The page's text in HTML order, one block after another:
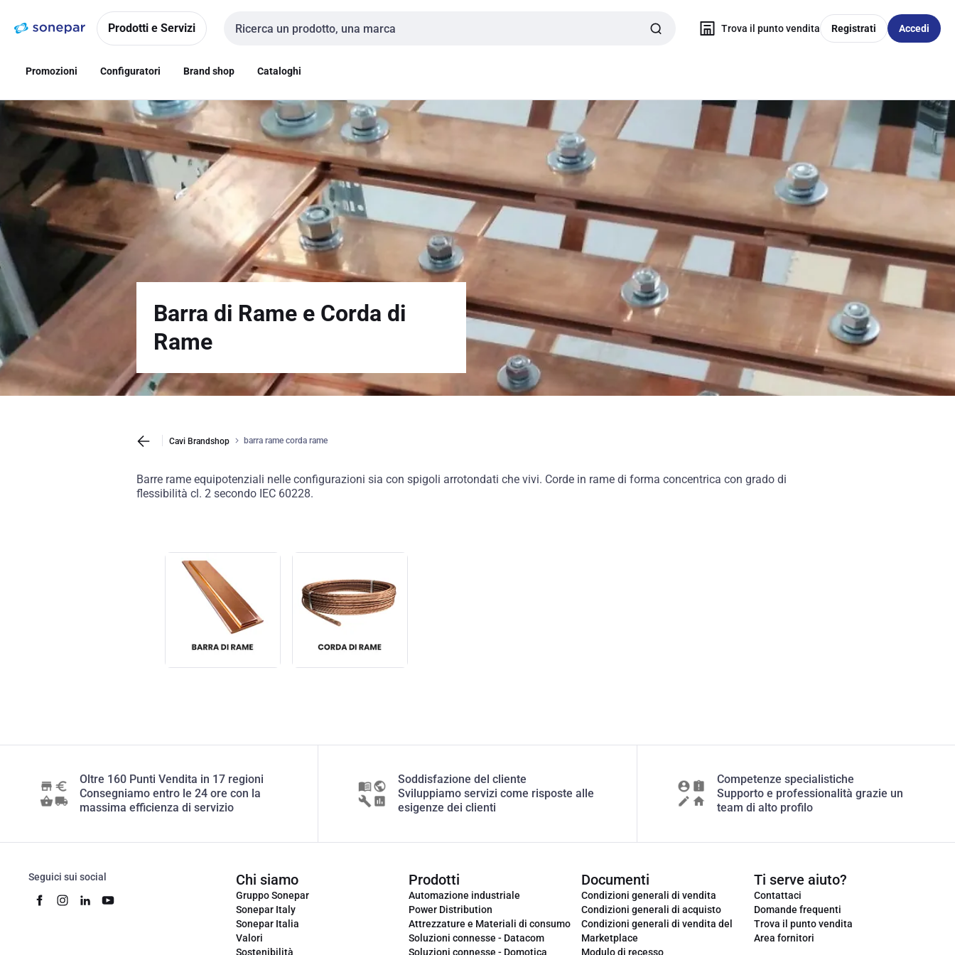
navigazionealla
Prodotti e Servizi
Cerca input
Trova il punto vendita Registrati Accedi
Promozioni Configuratori Brand shop Cataloghi
Barra di Rame e Corda di
Rame
Cavi Brandshop barra rame corda rame
Barre rame equipotenziali nelle configurazioni sia con spigoli arrotondati che vivi. Corde in rame di forma concentrica con grado di
flessibilità cl. 2 secondo IEC 60228.
Oltre 160 Punti Vendita in 17 regioni
Consegniamo entro le 24 ore con la
massima efficienza di servizio
Soddisfazione del cliente
Sviluppiamo servizi come risposte alle
esigenze dei clienti
Competenze specialistiche
Supporto e professionalità grazie un
team di alto profilo
Seguici sui social Chi siamo
Gruppo Sonepar
Sonepar Italy
Sonepar Italia
Valori
Sostenibilità
Prodotti
Automazione industriale
Power Distribution
Attrezzature e Materiali di consumo
Soluzioni connesse - Datacom
Soluzioni connesse - Domotica
Documenti
Condizioni generali di vendita
Condizioni generali di acquisto
Condizioni generali di vendita del
Marketplace
Modulo di recesso
Ti serve aiuto?
Contattaci
Domande frequenti
Trova il punto vendita
Area fornitori